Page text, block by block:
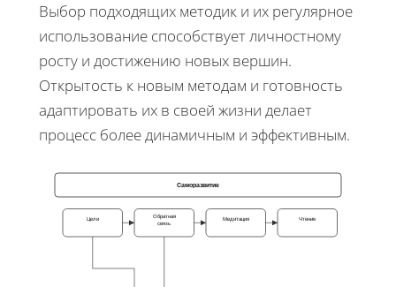
Выбор подходящих методик и их регулярное
использование способствует личностному
росту и достижению новых вершин.
Открытость к новым методам и готовность
адаптировать их в своей жизни делает
процесс более динамичным и эффективным.
Саморазвитие
Цели Обратная
связь
Медитация Чтение